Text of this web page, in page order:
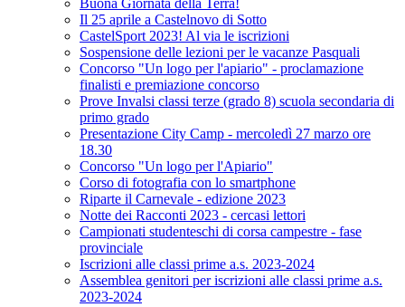
Buona Giornata della Terra!
Il 25 aprile a Castelnovo di Sotto
CastelSport 2023! Al via le iscrizioni
Sospensione delle lezioni per le vacanze Pasquali
Concorso "Un logo per l'apiario" - proclamazione
finalisti e premiazione concorso
Prove Invalsi classi terze (grado 8) scuola secondaria di
primo grado
Presentazione City Camp - mercoledì 27 marzo ore
18.30
Concorso "Un logo per l'Apiario"
Corso di fotografia con lo smartphone
Riparte il Carnevale - edizione 2023
Notte dei Racconti 2023 - cercasi lettori
Campionati studenteschi di corsa campestre - fase
provinciale
Iscrizioni alle classi prime a.s. 2023-2024
Assemblea genitori per iscrizioni alle classi prime a.s.
2023-2024